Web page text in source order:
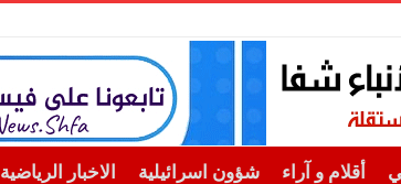
أقلام و آراء شؤون اسرائيلية الاخبار الرياضية